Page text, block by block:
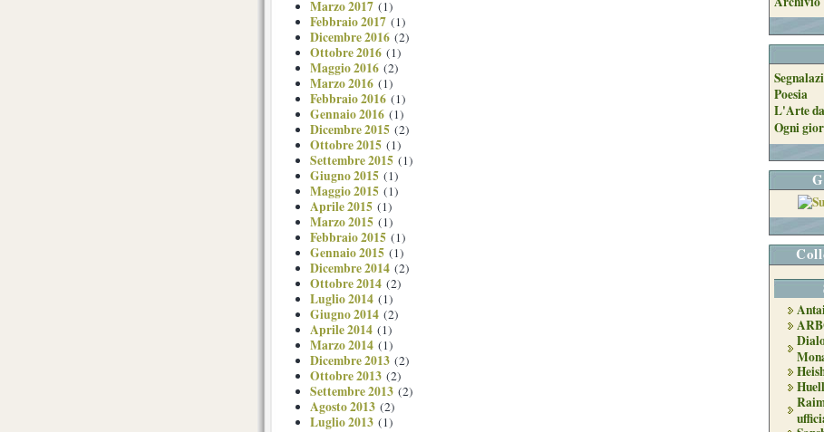
Poesia
L'Arte
Ogni
Marzo 2017 (1)
Febbraio 2017 (1)
Dicembre 2016 (2)
Ottobre 2016 (1)
Maggio 2016 (2)
Marzo 2016 (1)
Febbraio 2016 (1)
Gennaio 2016 (1)
Dicembre 2015 (2)
Ottobre 2015 (1)
Settembre 2015 (1)
Giugno 2015 (1)
Maggio 2015 (1)
Aprile 2015 (1)
Marzo 2015 (1)
Febbraio 2015 (1)
Gennaio 2015 (1)
Dicembre 2014 (2)
Ottobre 2014 (2)
Luglio 2014 (1)
Giugno 2014 (2)
Aprile 2014 (1)
Marzo 2014 (1)
Dicembre 2013 (2)
Ottobre 2013 (2)
Settembre 2013 (2)
Agosto 2013 (2)
Luglio 2013 (1)